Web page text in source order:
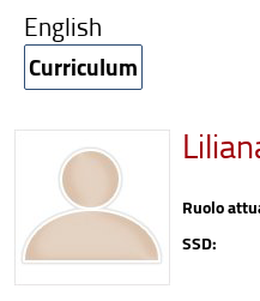
English
Curriculum
Ruolo
SSD: